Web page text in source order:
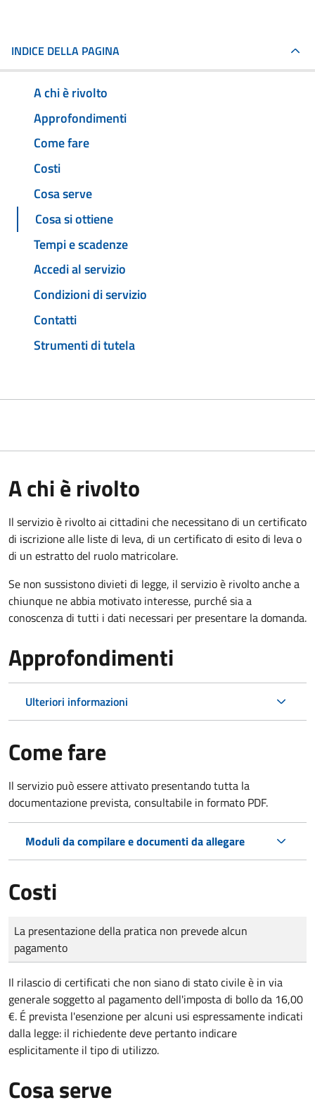
INDICE DELLA PAGINA
A chi è rivolto
Approfondimenti
Come fare
Costi
Cosa serve
Cosa si ottiene
Tempi e scadenze
Accedi al servizio
Condizioni di servizio
Contatti
Strumenti di tutela
A chi è rivolto
Il servizio è rivolto ai cittadini che necessitano di un certificato
di iscrizione alle liste di leva, di un certificato di esito di leva o
di un estratto del ruolo matricolare.
Se non sussistono divieti di legge, il servizio è rivolto anche a
chiunque ne abbia motivato interesse, purché sia a
conoscenza di tutti i dati necessari per presentare la domanda.
Approfondimenti
Ulteriori informazioni
Come fare
Il servizio può essere attivato presentando tutta la
documentazione prevista, consultabile in formato PDF.
Moduli da compilare e documenti da allegare
Costi
Tipo di pagamento
Importo
La presentazione della pratica non prevede alcun
pagamento
Il rilascio di certificati che non siano di stato civile è in via
generale soggetto al pagamento dell'imposta di bollo da 16,00
€. É prevista l'esenzione per alcuni usi espressamente indicati
dalla legge: il richiedente deve pertanto indicare
esplicitamente il tipo di utilizzo.
Cosa serve